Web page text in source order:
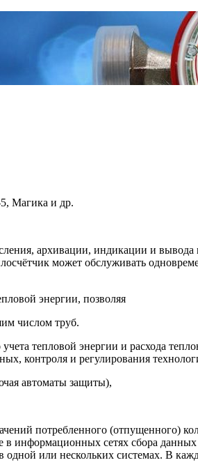
Магика и др.
архивации, индикации и вывода
может обслуживать
энергии, позволяя
числом труб.
тепловой энергии и расхода
контроля и регулирования
автоматы защиты),
потребленного (отпущенного)
информационных сетях сбора
или нескольких системах. В